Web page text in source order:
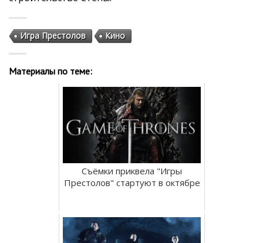
Игра Престолов Кино
Материалы по теме:
Съёмки приквела "Игры
Престолов" стартуют в октябре